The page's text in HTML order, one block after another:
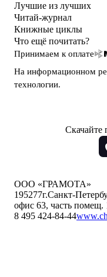
Лучшие из лучших
Читай-журнал
Книжные циклы
Что ещё почитать?
Принимаем к оплате
На информационном
технологии.
Скачайте
ООО «ГРАМОТА»
195277г.Санкт-
офис 63, часть
8 495 424-84-44